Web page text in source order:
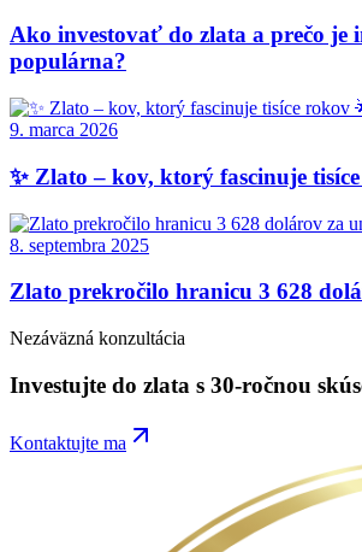
Ako investovať do zlata a prečo je
populárna?
9. marca 2026
✨ Zlato – kov, ktorý fascinuje
8. septembra 2025
Zlato prekročilo hranicu 3 628
Nezáväzná konzultácia
Investujte do zlata s 30-ročnou
Kontaktujte ma